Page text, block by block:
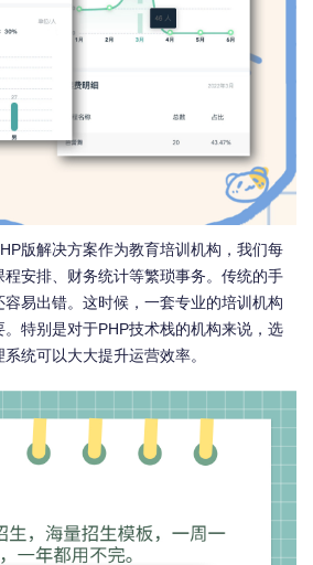
版解决方案作为教育培训机构，我们每
安排、财务统计等繁琐事务。传统的手
易出错。这时候，一套专业的培训机构
特别是对于PHP技术栈的机构来说，选
统可以大大提升运营效率。